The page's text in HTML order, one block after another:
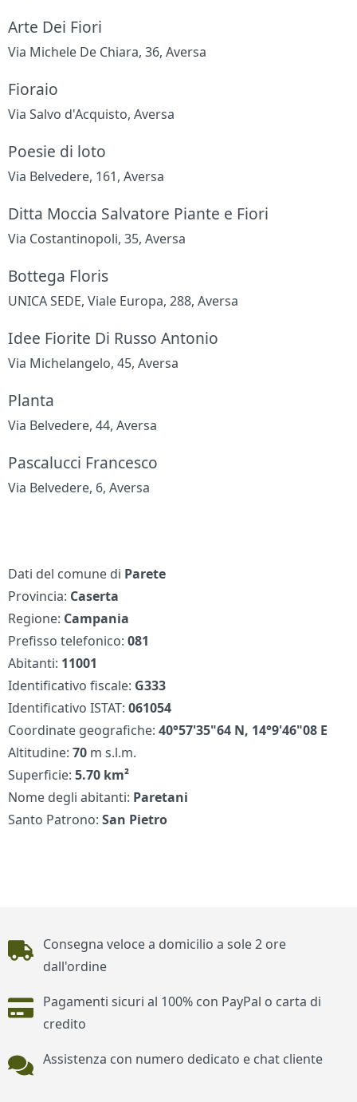
Arte Dei Fiori
Via Michele De Chiara, 36, Aversa
Fioraio
Via Salvo d'Acquisto, Aversa
Poesie di loto
Via Belvedere, 161, Aversa
Ditta Moccia Salvatore Piante e Fiori
Via Costantinopoli, 35, Aversa
Bottega Floris
UNICA SEDE, Viale Europa, 288, Aversa
Idee Fiorite Di Russo Antonio
Via Michelangelo, 45, Aversa
Planta
Via Belvedere, 44, Aversa
Pascalucci Francesco
Via Belvedere, 6, Aversa
Dati del comune di Parete
Provincia: Caserta
Regione: Campania
Prefisso telefonico:081
Abitanti: 11001
Identificativo fiscale: G333
Identificativo ISTAT:061054
Coordinate geografiche:40°57'35"64 N, 14°9'46"08 E
Altitudine:70 m s.l.m.
Superficie:5.70 km²
Nome degli abitanti: Paretani
Santo Patrono:San Pietro
Piè di pagina
Consegna veloce a domicilio a sole 2 ore
dall'ordine
Pagamenti sicuri al 100% con PayPal o carta di
credito
Assistenza con numero dedicato e chat cliente